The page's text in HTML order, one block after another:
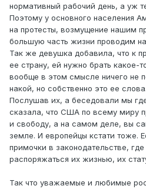
нормативный рабочий день, а уж
Поэтому у основного населения
на протесты, возмущение нашим
большую часть жизни проводим
Так же девушка добавила, что к
ее страну, ей нужно брать какое-
вообще в этом смысле ничего не
накой, но собственно это ее слова.
Послушав их, а беседовали мы
сказала, что США по всему миру
и свободу, а на самом деле, вы
земле. И европейцы кстати тоже.
примочки в законодательстве,
распоряжаться их жизнью, их
Так что уважаемые и любимые